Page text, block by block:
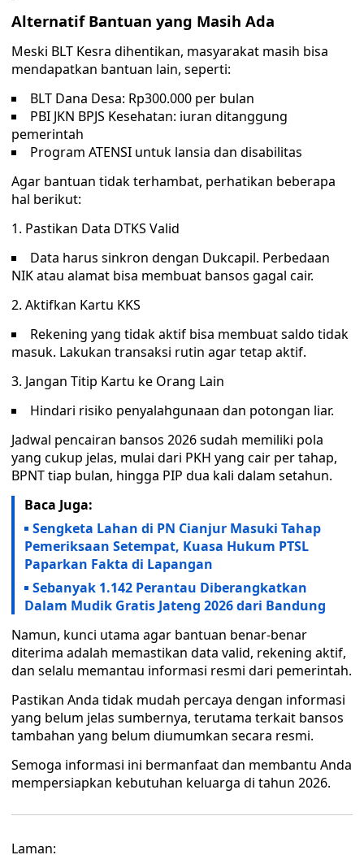
Alternatif Bantuan yang Masih Ada
Meski BLT Kesra dihentikan, masyarakat masih bisa
mendapatkan bantuan lain, seperti:
BLT Dana Desa: Rp300.000 per bulan
PBI JKN BPJS Kesehatan: iuran ditanggung
pemerintah
Program ATENSI untuk lansia dan disabilitas
Agar bantuan tidak terhambat, perhatikan beberapa
hal berikut:
1. Pastikan Data DTKS Valid
Data harus sinkron dengan Dukcapil. Perbedaan
NIK atau alamat bisa membuat bansos gagal cair.
2. Aktifkan Kartu KKS
Rekening yang tidak aktif bisa membuat saldo tidak
masuk. Lakukan transaksi rutin agar tetap aktif.
3. Jangan Titip Kartu ke Orang Lain
Hindari risiko penyalahgunaan dan potongan liar.
Jadwal pencairan bansos 2026 sudah memiliki pola
yang cukup jelas, mulai dari PKH yang cair per tahap,
BPNT tiap bulan, hingga PIP dua kali dalam setahun.
Baca Juga:
Sengketa Lahan di PN Cianjur Masuki Tahap
Pemeriksaan Setempat, Kuasa Hukum PTSL
Paparkan Fakta di Lapangan
Sebanyak 1.142 Perantau Diberangkatkan
Dalam Mudik Gratis Jateng 2026 dari Bandung
Namun, kunci utama agar bantuan benar-benar
diterima adalah memastikan data valid, rekening aktif,
dan selalu memantau informasi resmi dari pemerintah.
Pastikan Anda tidak mudah percaya dengan informasi
yang belum jelas sumbernya, terutama terkait bansos
tambahan yang belum diumumkan secara resmi.
Semoga informasi ini bermanfaat dan membantu Anda
mempersiapkan kebutuhan keluarga di tahun 2026.
Laman: